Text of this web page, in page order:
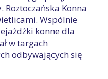
Roztoczańska Konna
Wspólnie
konne dla
w targach
odbywających się